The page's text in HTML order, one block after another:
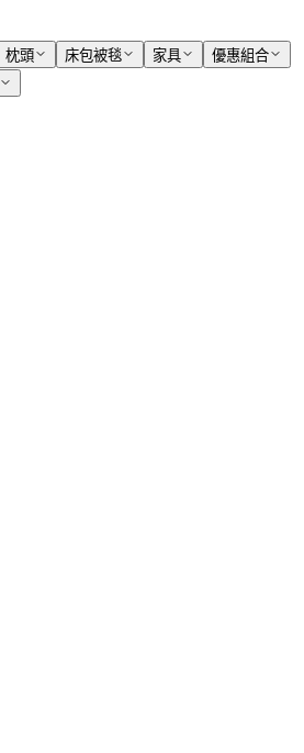
枕頭 床包被毯 家具 優惠組合